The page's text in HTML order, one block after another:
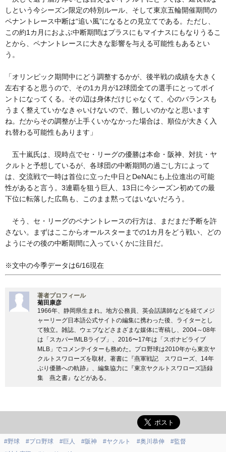
しという今シーズン限定の特別ルール、そして東京五輪開催期間の
ペナントレース中断は“追い風”になるとの見立てである。ただし、
この約1カ月におよぶ中断期間はプラスにもマイナスにもなりうるこ
とから、ペナントレースに大きな影響を与える可能性もあるとい
う。
「オリンピック期間中にどう調整するかが、後半戦の成績を大きく
左右すると思うので、その1カ月が12球団全ての選手にとってポイ
ントになってくる。その辺は身体だけじゃなくて、心のバランスも
うまく整えていかなきゃいけないので、難しいのかなと思います
ね。だからその調整が上手くいかなかった場合は、順位が大きく入
れ替わる可能性もあります」
五十嵐氏は、現時点でセ・リーグの優勝は本命・阪神、対抗・ヤ
クルトと予想しているが、各球団の中断期間の過ごし方によって
は、交流戦で一時は首位に立った中日とDeNAにも上位進出の可能
性があると言う。3連覇を狙う巨人、13日に今シーズン初めての最
下位に転落した広島も、このまま黙ってはいないだろう。
そう、セ・リーグのペナントレースの行方は、まだまだ予断を許
さない。まずはここからオールスターまでの1カ月をどう戦い、どの
ようにその後の中断期間に入っていくかに注目だ。
※文中の今季データは6/16現在
著者プロフィール
菊田康彦
1966年、静岡県生まれ。地方公務員、英会話講師などを経てメジ
ャーリーグ日本語公式サイトの編集に携わった後、ライターとし
て独立。雑誌、ウェブなどさまざまな媒体に寄稿し、2004～08年
は「スカパー!MLBライブ」、2016〜17年は「スポナビライブ
MLB」でコメンテイターも務めた。プロ野球は2010年から東京ヤ
クルトスワローズを取材。著書に『燕軍戦記 スワローズ、14年
ぶり優勝への軌跡』、編集協力に『東京ヤクルトスワローズ語録
集 燕之書』などがある。
#野球 #プロ野球 #巨人 #阪神 #ヤクルト #奥川恭伸
#監督